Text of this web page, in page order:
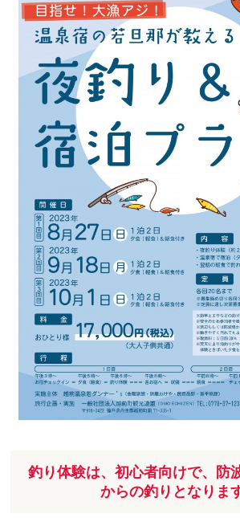
釣り体験は、初心者向けで、防
からの釣りとなりま